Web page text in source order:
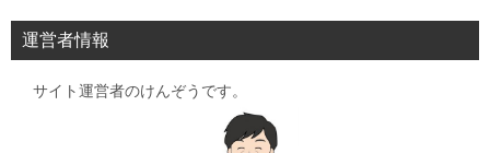
ビ
ゲ
運営者情報
サイト運営者のけんぞうです。